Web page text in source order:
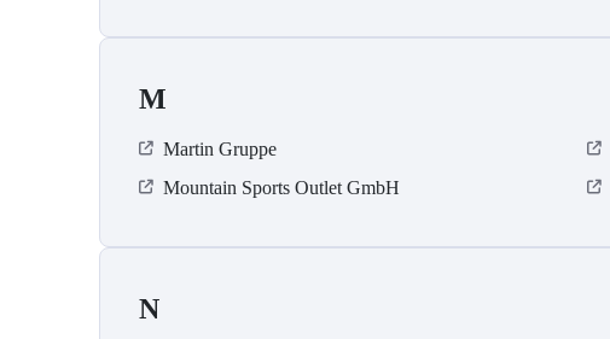
M
Martin Gruppe
Mountain Sports Outlet GmbH
N